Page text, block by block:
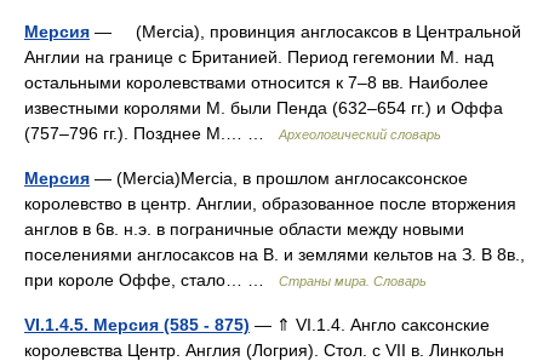
Мерсия — (Mercia), провинция англосаксов в Центральной
Англии на границе с Британией. Период гегемонии М. над
остальными королевствами относится к 7–8 вв. Наиболее
известными королями М. были Пенда (632–654 гг.) и Оффа
(757–796 гг.). Позднее М.… …
Археологический словарь
Мерсия — (Mercia)Mercia, в прошлом англосаксонское
королевство в центр. Англии, образованное после вторжения
англов в 6в. н.э. в пограничные области между новыми
поселениями англосаксов на В. и землями кельтов на З. В 8в.,
при короле Оффе, стало… …
Страны мира. Словарь
VI.1.4.5. Мерсия (585 - 875) — ⇑ VI.1.4. Англо саксонские
королевства Центр. Англия (Логрия). Стол. с VII в. Линкольн